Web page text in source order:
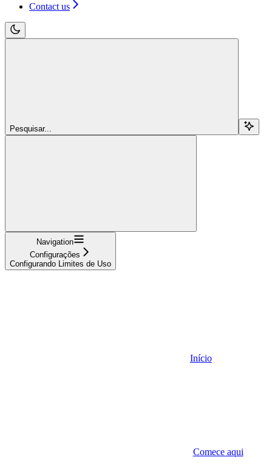
Contact us
Pesquisar...
Navigation
Configurações
Configurando Limites de Uso
Início
Comece aqui